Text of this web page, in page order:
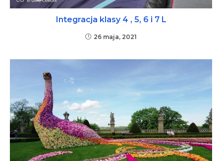
Integracja klasy 4 , 5, 6 i 7 L
26 maja, 2021